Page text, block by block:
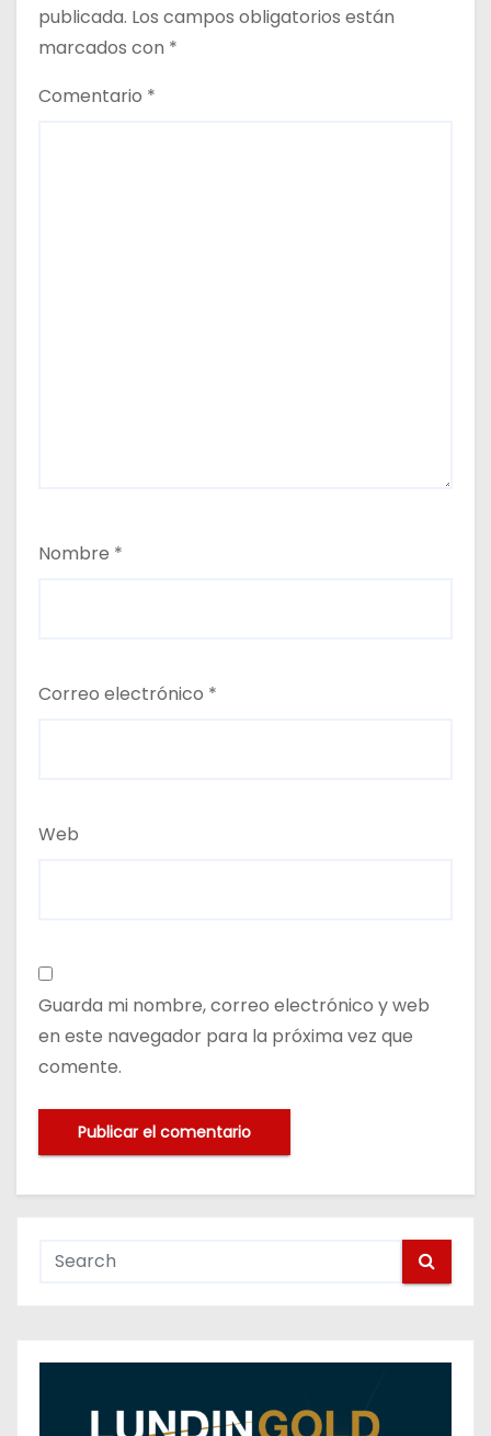
publicada. Los campos obligatorios están
marcados con *
Comentario *
Nombre *
Correo electrónico *
Web
Guarda mi nombre, correo electrónico y web
en este navegador para la próxima vez que
comente.